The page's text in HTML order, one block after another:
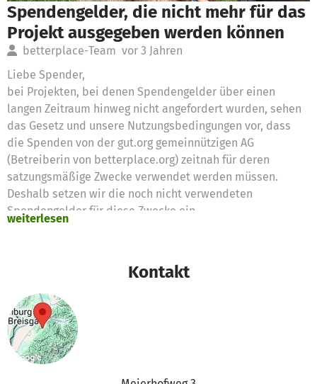
Spendengelder, die nicht mehr für das
Projekt ausgegeben werden können
betterplace-Team vor 3 Jahren
Liebe Spender,
bei Projekten, bei denen Spendengelder über einen
langen Zeitraum hinweg nicht angefordert wurden, sehen
das Gesetz und unsere Nutzungsbedingungen vor, dass
die Spenden von der gut.org gemeinnützigen AG
(Betreiberin von betterplace.org) zeitnah für deren
satzungsmäßige Zwecke verwendet werden müssen.
Deshalb setzen wir die noch nicht verwendeten
Spendengelder für diese Zwecke ein
weiterlesen
Kontakt